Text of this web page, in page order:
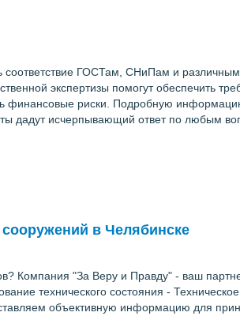
соответствие ГОСТам, СНиПам и
экспертизы помогут обеспечить
финансовые риски. Подробную
исчерпывающий ответ по любым
в Челябинске
Компания "За Веру и Правду" - ваш
технического состояния -
объективную информацию для